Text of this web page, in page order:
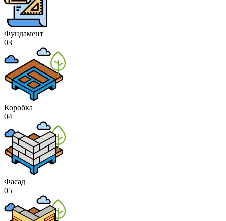
Фундамент
03
Коробка
04
Фасад
05